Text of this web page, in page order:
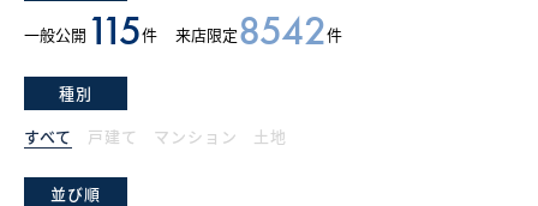
会社案内
お客様の声
お知らせ
一般公開 115件 来店限定8542件
種別
すべて
戸建て マンション 土地
並び順